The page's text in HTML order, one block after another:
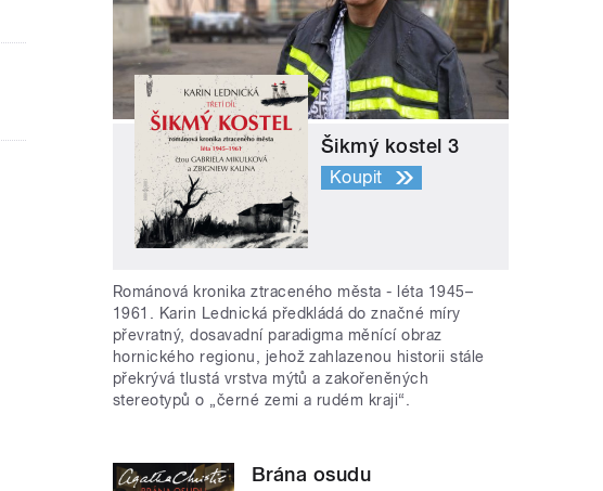
Šikmý kostel 3
Koupit
Románová kronika ztraceného města - léta 1945–
1961. Karin Lednická předkládá do značné míry
převratný, dosavadní paradigma měnící obraz
hornického regionu, jehož zahlazenou historii stále
překrývá tlustá vrstva mýtů a zakořeněných
stereotypů o „černé zemi a rudém kraji“.
Brána osudu